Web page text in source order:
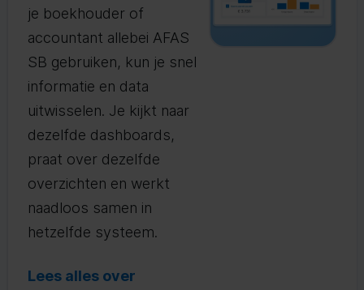
je boekhouder of
accountant allebei AFAS
SB gebruiken, kun je snel
informatie en data
uitwisselen. Je kijkt naar
dezelfde dashboards,
praat over dezelfde
overzichten en werkt
naadloos samen in
hetzelfde systeem.
Lees alles over